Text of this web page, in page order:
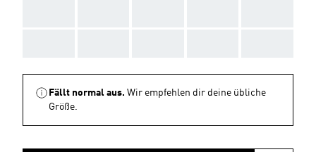
Fällt normal aus. Wir empfehlen dir deine übliche
Größe.